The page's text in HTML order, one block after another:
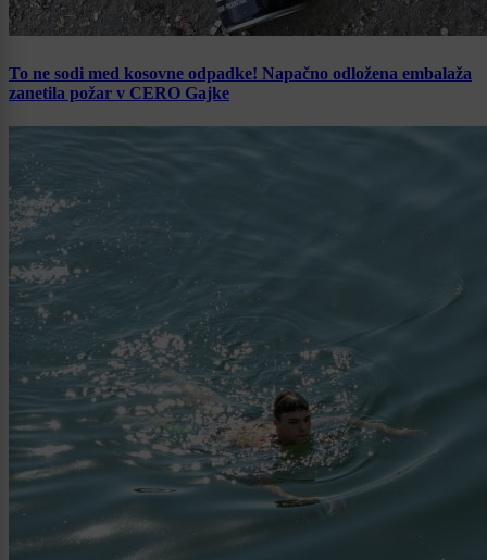
To ne sodi med kosovne odpadke! Napačno odložena embalaža
zanetila požar v CERO Gajke